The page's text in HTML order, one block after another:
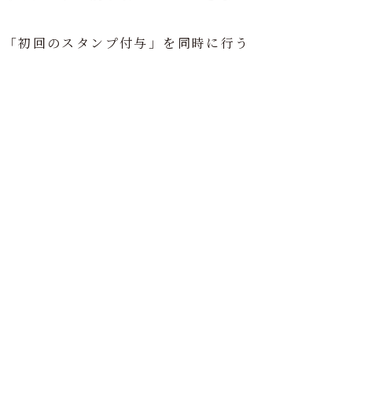
初回のスタンプ付与」を同時に行う